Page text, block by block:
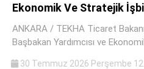
Ekonomik Ve Stratejik
ANKARA / TEKHA Ticaret
Başbakan Yardımcısı ve
30 Temmuz 2026 Perşembe